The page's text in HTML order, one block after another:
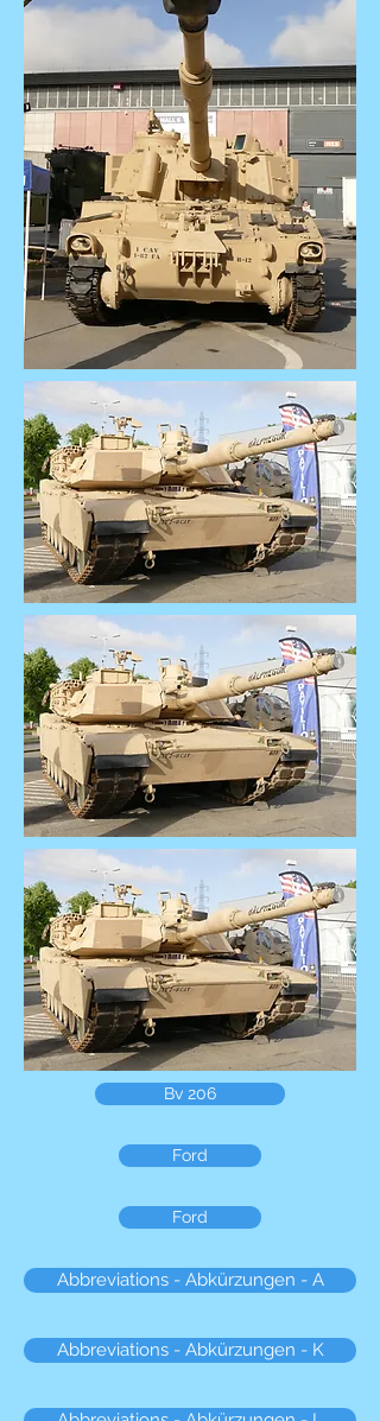
Bv 206
Ford
Ford
Abbreviations - Abkürzungen - A
Abbreviations - Abkürzungen - K